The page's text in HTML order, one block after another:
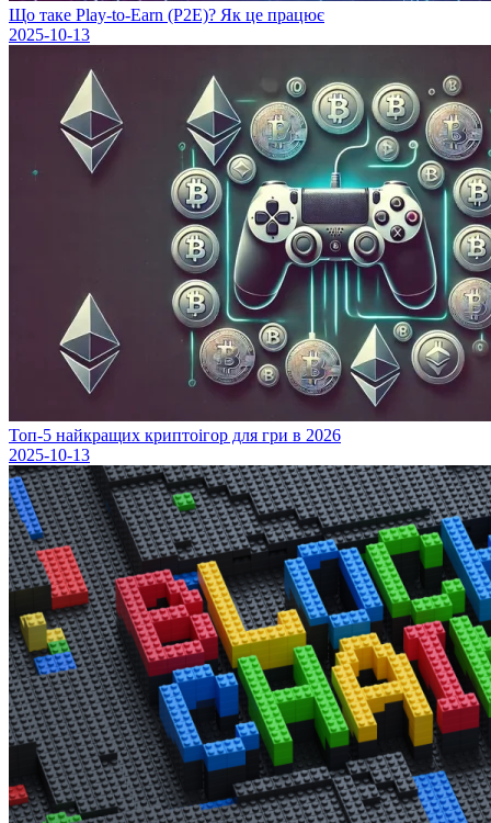
Що таке Play-to-Earn (P2E)? Як це працює
2025-10-13
Топ-5 найкращих криптоігор для гри в 2026
2025-10-13